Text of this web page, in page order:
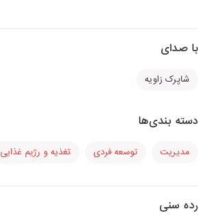
با صدای
شاپرک زاویه
دسته بندی‌ها
مدیریت توسعه فردی تغذیه و رژیم غذایی
رده سنی